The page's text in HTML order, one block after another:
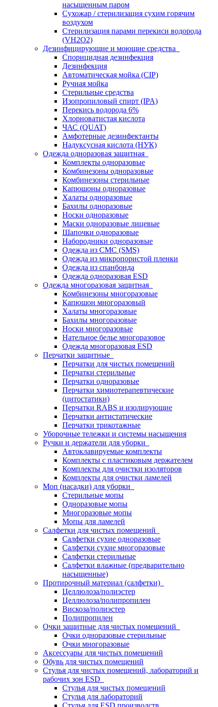
насыщенным паром
Сухожар / стерилизация сухим горячим
воздухом
Стерилизация парами перекиси водорода
(VH2O2)
Дезинфицирующие и моющие средства
Спорицидная дезинфекция
Дезинфекция
Автоматическая мойка (CIP)
Ручная мойка
Стерильные средства
Изопропиловый спирт (IPA)
Перекись водорода 6%
Хлорноватистая кислота
ЧАС (QUAT)
Амфотерные дезинфектанты
Надуксусная кислота (НУК)
Одежда одноразовая защитная
Комплекты одноразовые
Комбинезоны одноразовые
Комбинезоны стерильные
Капюшоны одноразовые
Халаты одноразовые
Бахилы одноразовые
Носки одноразовые
Маски одноразовые лицевые
Шапочки одноразовые
Набородники одноразовые
Одежда из СМС (SMS)
Одежда из микропористой пленки
Одежда из спанбонда
Одежда одноразовая ESD
Одежда многоразовая защитная
Комбинезоны многоразовые
Капюшон многоразовый
Халаты многоразовые
Бахилы многоразовые
Носки многоразовые
Нательное белье многоразовое
Одежда многоразовая ESD
Перчатки защитные
Перчатки для чистых помещений
Перчатки стерильные
Перчатки одноразовые
Перчатки химиотерапевтические
(цитостатики)
Перчатки RABS и изолирующие
Перчатки антистатические
Перчатки трикотажные
Уборочные тележки и системы насыщения
Ручки и держатели для уборки
Автоклавируемые комплекты
Комплекты с пластиковым держателем
Комплекты для очистки изоляторов
Комплекты для очистки ламелей
Моп (насадки) для уборки
Стерильные мопы
Одноразовые мопы
Многоразовые мопы
Мопы для ламелей
Салфетки для чистых помещений
Салфетки сухие одноразовые
Салфетки сухие многоразовые
Салфетки стерильные
Салфетки влажные (предварительно
насыщенные)
Протирочный материал (салфетки)
Целлюлоза/полиэстер
Целлюлоза/полипропилен
Вискоза/полиэстер
Полипропилен
Очки защитные для чистых помещений
Очки одноразовые стерильные
Очки многоразовые
Аксессуары для чистых помещений
Обувь для чистых помещений
Стулья для чистых помещений, лабораторий и
рабочих зон ESD
Стулья для чистых помещений
Стулья для лабораторий